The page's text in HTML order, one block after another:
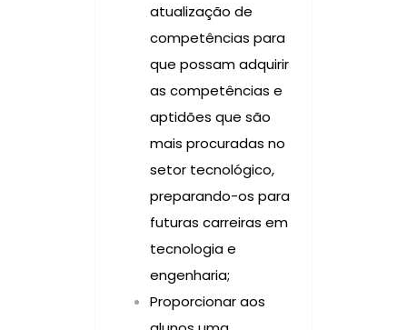
atualização de
competências para
que possam adquirir
as competências e
aptidões que são
mais procuradas no
setor tecnológico,
preparando-os para
futuras carreiras em
tecnologia e
engenharia;
Proporcionar aos